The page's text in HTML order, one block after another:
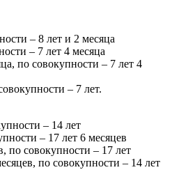
– 8 лет и 2 месяца
– 7 лет 4 месяца
по совокупности – 7 лет 4
– 7 лет.
– 14 лет
– 17 лет 6 месяцев
по совокупности – 17 лет
по совокупности – 14 лет